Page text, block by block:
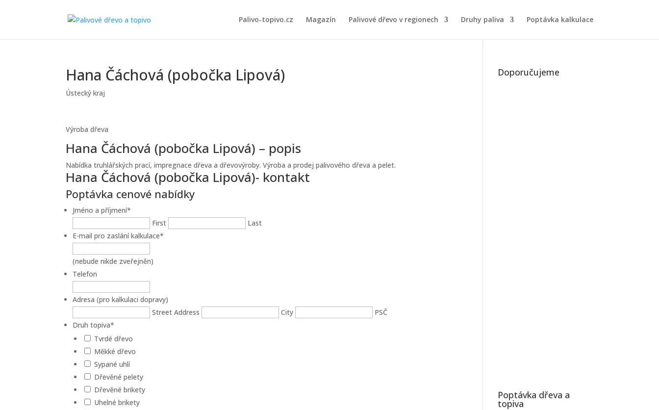
Palivo-topivo.cz Magazín Palivové dřevo v regionech Druhy paliva Poptávka kalkulace
Hana Čáchová (pobočka Lipová)
Ústecký kraj
Výroba dřeva
Hana Čáchová (pobočka Lipová) – popis
Nabídka truhlářských prací, impregnace dřeva a dřevovýroby. Výroba a prodej palivového dřeva a pelet.
Hana Čáchová (pobočka Lipová)- kontakt
Poptávka cenové nabídky
Jméno a příjmení*
First
Last
E-mail pro zaslání kalkulace*
(nebude nikde zveřejněn)
Telefon
Adresa (pro kalkulaci dopravy)
Street Address
City
PSČ
Druh topiva*
Tvrdé dřevo
Měkké dřevo
Sypané uhlí
Dřevěné pelety
Dřevěné brikety
Uhelné brikety
Doporučujeme
Poptávka dřeva a
topiva